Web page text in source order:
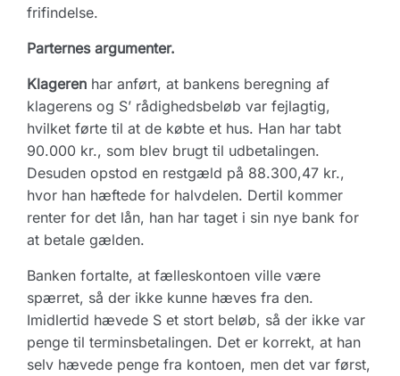
frifindelse.
Parternes argumenter.
Klageren har anført, at bankens beregning af
klagerens og S’ rådighedsbeløb var fejlagtig,
hvilket førte til at de købte et hus. Han har tabt
90.000 kr., som blev brugt til udbetalingen.
Desuden opstod en restgæld på 88.300,47 kr.,
hvor han hæftede for halvdelen. Dertil kommer
renter for det lån, han har taget i sin nye bank for
at betale gælden.
Banken fortalte, at fælleskontoen ville være
spærret, så der ikke kunne hæves fra den.
Imidlertid hævede S et stort beløb, så der ikke var
penge til terminsbetalingen. Det er korrekt, at han
selv hævede penge fra kontoen, men det var først,